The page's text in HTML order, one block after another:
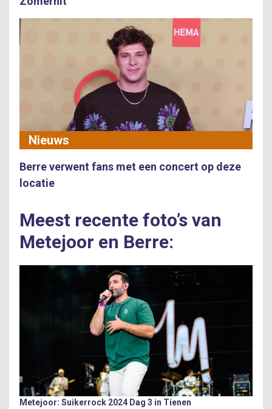
Nieuws
Berre verwent fans met een concert op deze
locatie
Meest recente foto’s van
Metejoor en Berre:
Metejoor: Suikerrock 2024 Dag 3 in Tienen